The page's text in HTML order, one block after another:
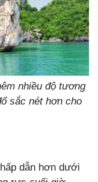
nhiều độ tương
sắc nét hơn cho
dẫn hơn dưới